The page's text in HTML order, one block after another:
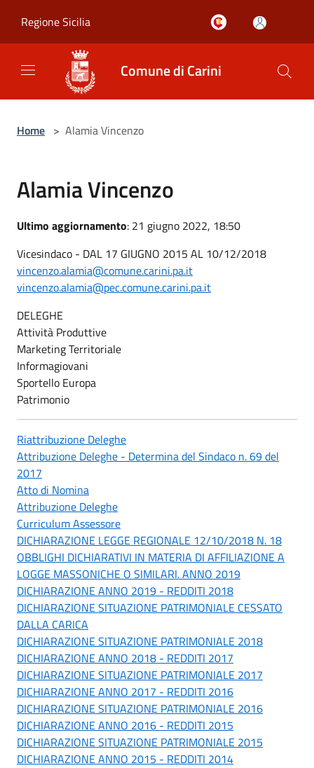
Regione Sicilia
Comune di Carini
Home > Alamia Vincenzo
Alamia Vincenzo
Ultimo aggiornamento: 21 giugno 2022, 18:50
Vicesindaco - DAL 17 GIUGNO 2015 AL 10/12/2018
vincenzo.alamia@comune.carini.pa.it
vincenzo.alamia@pec.comune.carini.pa.it
DELEGHE
Attività Produttive
Marketing Territoriale
Informagiovani
Sportello Europa
Patrimonio
Riattribuzione Deleghe
Attribuzione Deleghe - Determina del Sindaco n. 69 del
2017
Atto di Nomina
Attribuzione Deleghe
Curriculum Assessore
DICHIARAZIONE LEGGE REGIONALE 12/10/2018 N. 18
OBBLIGHI DICHIARATIVI IN MATERIA DI AFFILIAZIONE A
LOGGE MASSONICHE O SIMILARI. ANNO 2019
DICHIARAZIONE ANNO 2019 - REDDITI 2018
DICHIARAZIONE SITUAZIONE PATRIMONIALE CESSATO
DALLA CARICA
DICHIARAZIONE SITUAZIONE PATRIMONIALE 2018
DICHIARAZIONE ANNO 2018 - REDDITI 2017
DICHIARAZIONE SITUAZIONE PATRIMONIALE 2017
DICHIARAZIONE ANNO 2017 - REDDITI 2016
DICHIARAZIONE SITUAZIONE PATRIMONIALE 2016
DICHIARAZIONE ANNO 2016 - REDDITI 2015
DICHIARAZIONE SITUAZIONE PATRIMONIALE 2015
DICHIARAZIONE ANNO 2015 - REDDITI 2014